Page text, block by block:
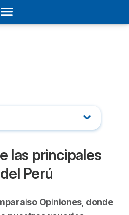
telefonía móvil en Perú
las principales
Perú
Opiniones, donde